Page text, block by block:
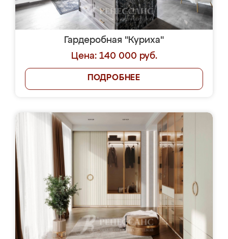
Гардеробная "Куриха"
Цена: 140 000 руб.
ПОДРОБНЕЕ